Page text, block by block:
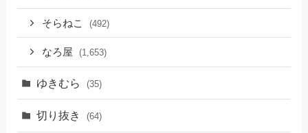
そらねこ (492)
なろ屋 (1,653)
ゆきむら (35)
切り抜き (64)